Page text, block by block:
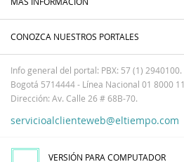
CONOZCA NUESTROS PORTALES
Info general del portal: PBX: 57 (1) 2940100.
Bogotá 5714444 - Línea Nacional 01 8000
Dirección: Av. Calle 26 # 68B-70.
servicioalclienteweb@eltiempo.com
VERSIÓN PARA COMPUTADOR